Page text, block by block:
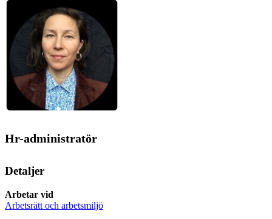
Hr-administratör
Detaljer
Arbetar vid
Arbetsrätt och arbetsmiljö